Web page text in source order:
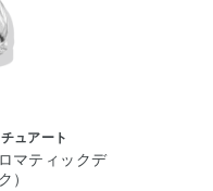
ュアート
マティックデ
）